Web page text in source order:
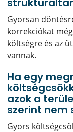
Gyorsan
korrekciókat
költségre és az
vannak.
Ha egy
azok a
szerint nem
Gyors